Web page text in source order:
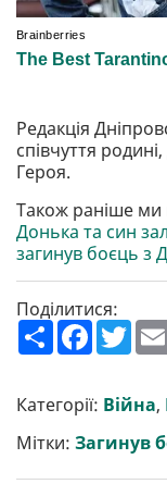
Редакція
співчуття
Героя.
Також раніше ми
Донька та син
загинув боєць з
Поділитися:
П
о
р
и
т
и
F
a
b
o
o
k
T
w
t
e
r
Категорії: Війна,
Мітки: Загинув